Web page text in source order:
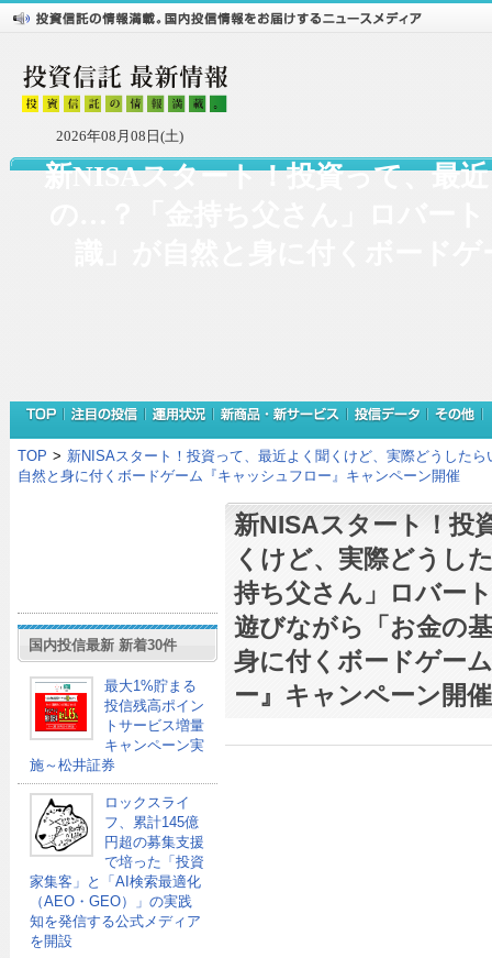
2026年08月08日(土)
新NISAスタート！投資って、最
TOP > 新NISAスタート！投資って、最近よく聞くけど、実際どうした
自然と身に付くボードゲーム『キャッシュフロー』キャンペーン開催
国内投信最新 新着30件
最大1%貯まる
投信残高ポイン
トサービス増量
キャンペーン実
施～松井証券
ロックスライ
フ、累計145億
円超の募集支援
で培った「投資
家集客」と「AI検索最適化
（AEO・GEO）」の実践
知を発信する公式メディア
を開設
新NISAスタート！投
くけど、実際どうし
持ち父さん」ロバー
遊びながら「お金の
身に付くボードゲー
ー』キャンペーン開催